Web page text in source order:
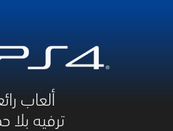
ألعاب رائعة.
ترفيه بلا حدود.